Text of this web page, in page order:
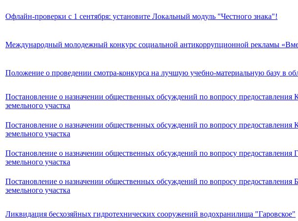
Офлайн-проверки с 1 сентября: установите Локальный модуль "Честного знака"!
Международный молодежный конкурс социальной антикоррупционной рекламы
Положение о проведении смотра-конкурса на лучшую учебно-материальную базу в
Постановление о назначении общественных обсуждений по вопросу
земельного участка
Постановление о назначении общественных обсуждений по вопросу
земельного участка
Постановление о назначении общественных обсуждений по вопросу
земельного участка
Постановление о назначении общественных обсуждений по вопросу
земельного участка
Ликвидация бесхозяйных гидротехнических сооружений водохранилища "Гаровское"